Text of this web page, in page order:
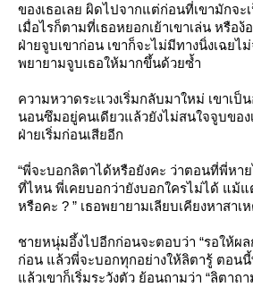
ของเธอเลย ผิดไปจากแต่ก่อนที่เขามักจะ
เมื่อไรก็ตามที่เธอหยอกเย้าเขาเล่น หรือง้
ฝ่ายจูบเขาก่อน เขาก็จะไม่มีทางนิ่งเฉย
พยายามจูบเธอให้มากขึ้นด้วยซ้ำ
ความหวาดระแวงเริ่มกลับมาใหม่ เขาเป็
นอนซึมอยู่คนเดียวแล้วยังไม่สนใจจูบของ
ฝ่ายเริ่มก่อนเสียอีก
“พี่จะบอกลิตาได้หรือยังคะ ว่าตอนที่พี่หา
ที่ไหน พี่เคยบอกว่ายังบอกใครไม่ได้ แม้
หรือคะ ? ” เธอพยายามเลียบเคียงหาสา
ชายหนุ่มอึ้งไปอีกก่อนจะตอบว่า “รอให้ผ
ก่อน แล้วพี่จะบอกทุกอย่างให้ลิตารู้ ตอนนี้
ล้วเขาก็เริ่มระวังตัว ย้อนถามว่า “ลิตาถ